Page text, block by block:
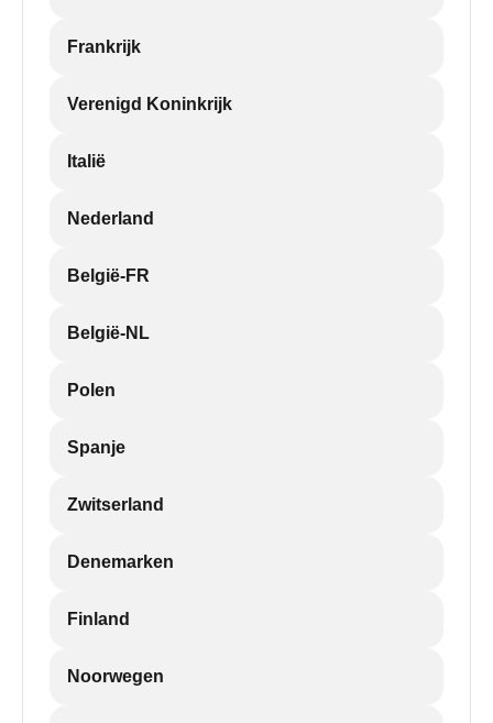
Frankrijk
Verenigd Koninkrijk
Italië
Nederland
België-FR
België-NL
Polen
Spanje
Zwitserland
Denemarken
Finland
Noorwegen